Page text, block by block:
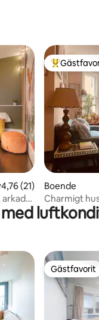
av 5 i
4,76 (21)
Populär
Boende
Charmigt
trädgård
Gästfavorit
Gästfavorit